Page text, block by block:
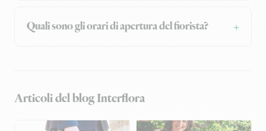
Quali sono gli orari di apertura del fiorista?
Articoli del blog Interflora